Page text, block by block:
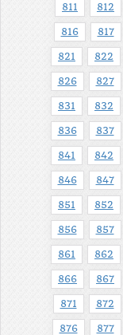
811 812
816 817
821 822
826 827
831 832
836 837
841 842
846 847
851 852
856 857
861 862
866 867
871 872
876 877